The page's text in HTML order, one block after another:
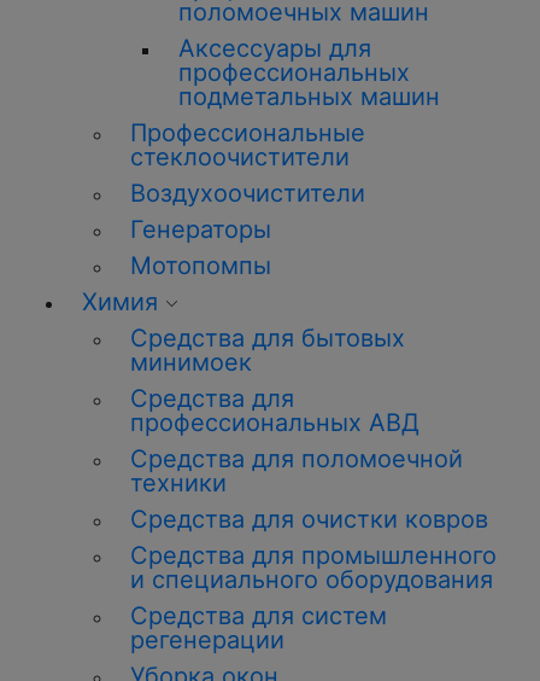
поломоечных машин
Аксессуары для
профессиональных
подметальных машин
Профессиональные
стеклоочистители
Воздухоочистители
Генераторы
Мотопомпы
Химия
Средства для бытовых
минимоек
Средства для
профессиональных АВД
Средства для поломоечной
техники
Средства для очистки ковров
Средства для промышленного
и специального оборудования
Средства для систем
регенерации